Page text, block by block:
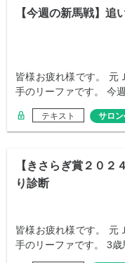
【今週の新馬戦】追
皆様お疲れ様です。 元
手のリーファです。 今
テキスト サロ
【きさらぎ賞２０２
り診断
皆様お疲れ様です。 元
手のリーファです。 3歳